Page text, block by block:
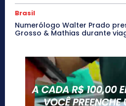
Brasil
Numerólogo Walter Prado
Grosso & Mathias durante